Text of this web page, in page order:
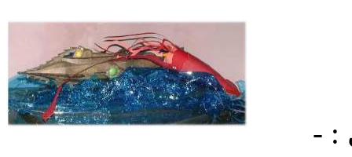
: -